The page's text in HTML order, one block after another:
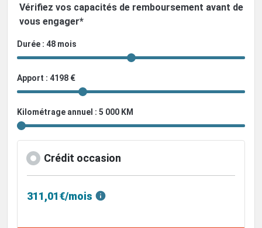
Vérifiez vos capacités de remboursement avant de
vous engager*
Durée : 48 mois
Apport : 4198 €
Kilométrage annuel : 5 000 KM
Crédit occasion
311,01€/mois